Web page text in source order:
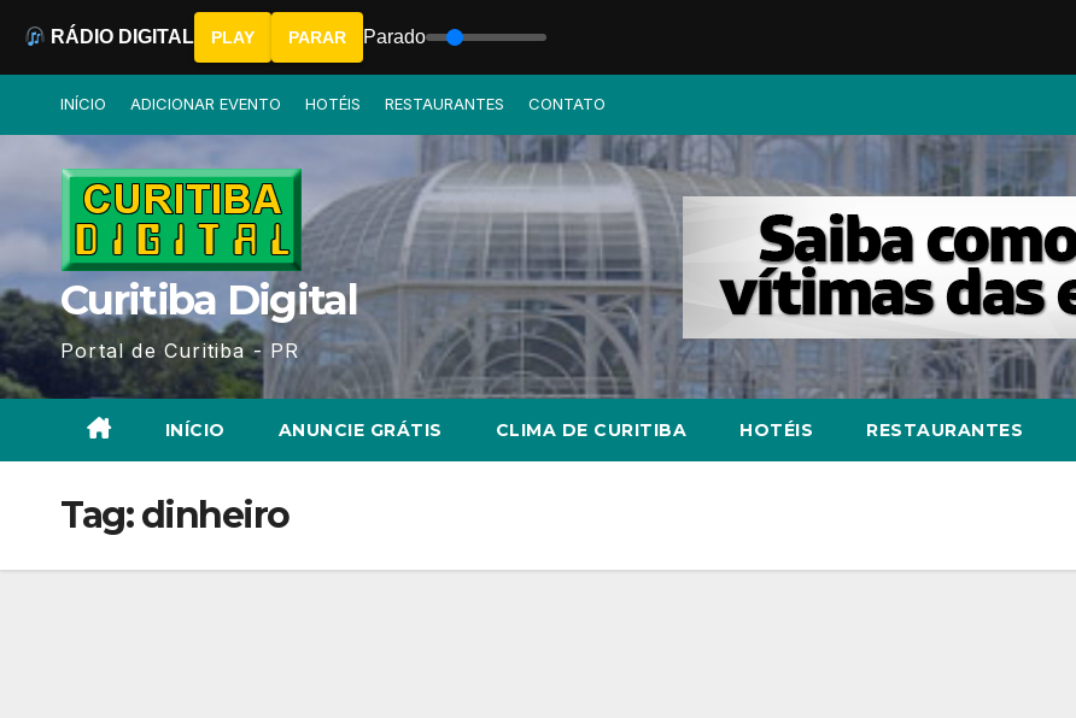
INÍCIO ADICIONAR EVENTO HOTÉIS RESTAURANTES CONTATO
Curitiba Digital
Portal de Curitiba - PR
INÍCIO ANUNCIE GRÁTIS CLIMA DE CURITIBA HOTÉIS RESTAURANTES
Tag:dinheiro
RÁDIO DIGITAL PLAY PARAR Parado